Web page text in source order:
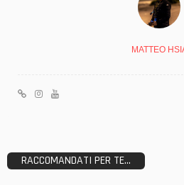
MATTEO
RACCOMANDATI PER TE...